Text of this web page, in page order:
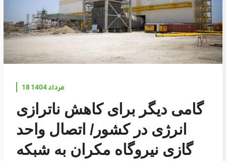
18 مرداد 1404
گامی دیگر برای کاهش ناترازی
انرژی در کشور/ اتصال واحد
گازی نیروگاه مکران به شبکه